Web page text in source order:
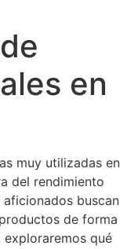
en
muy utilizadas en
del rendimiento
buscan
de forma
qué